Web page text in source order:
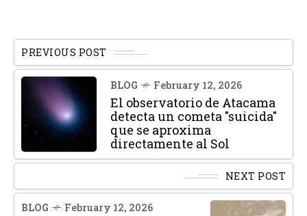
PREVIOUS POST
BLOG February 12, 2026
El observatorio de Atacama
detecta un cometa "suicida"
que se aproxima
directamente al Sol
NEXT POST
BLOG February 12, 2026